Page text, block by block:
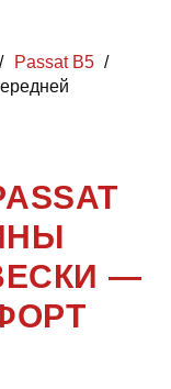
/ Passat B5 /
—